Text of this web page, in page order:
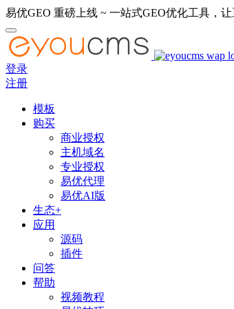
易优GEO 重磅上线 ~ 一站式GEO优化工具，
登录
注册
模板
购买
商业授权
主机域名
专业授权
易优代理
易优AI版
生态+
应用
源码
插件
问答
帮助
视频教程